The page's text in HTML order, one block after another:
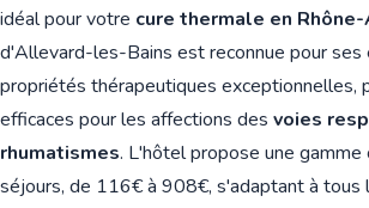
idéal pour votre cure thermale en
d'Allevard-les-Bains est reconnue pour ses
propriétés thérapeutiques exceptionnelles,
efficaces pour les affections des voies
rhumatismes. L'hôtel propose une
séjours, de 116€ à 908€, s'adaptant à